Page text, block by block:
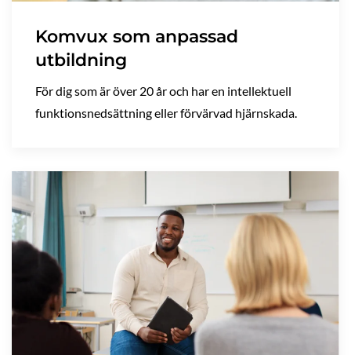
Komvux som anpassad
utbildning
För dig som är över 20 år och har en intellektuell
funktionsnedsättning eller förvärvad hjärnskada.